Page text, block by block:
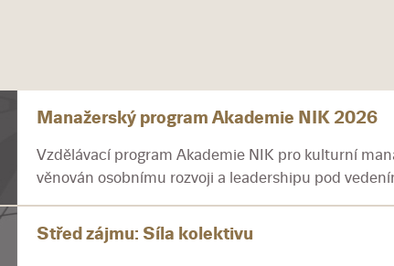
Manažerský program Akademie NIK 2026
Vzdělávací program Akademie NIK pro kulturní
věnován osobnímu rozvoji a leadershipu pod
Střed zájmu: Síla kolektivu